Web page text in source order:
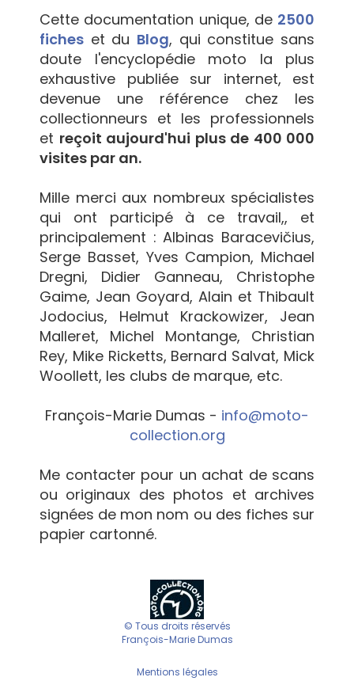
Cette documentation unique, de 2500
fiches et du Blog, qui constitue sans
doute l'encyclopédie moto la plus
exhaustive publiée sur internet, est
devenue une référence chez les
collectionneurs et les professionnels
et reçoit aujourd'hui plus de 400 000
visites par an.
Mille merci aux nombreux spécialistes
qui ont participé à ce travail,, et
principalement : Albinas Baracevičius,
Serge Basset, Yves Campion, Michael
Dregni, Didier Ganneau, Christophe
Gaime, Jean Goyard, Alain et Thibault
Jodocius, Helmut Krackowizer, Jean
Malleret, Michel Montange, Christian
Rey, Mike Ricketts, Bernard Salvat, Mick
Woollett, les clubs de marque, etc.
François-Marie Dumas - info@moto-
collection.org
Me contacter pour un achat de scans
ou originaux des photos et archives
signées de mon nom ou des fiches sur
papier cartonné.
© Tous droits réservés
François-Marie Dumas
Mentions légales